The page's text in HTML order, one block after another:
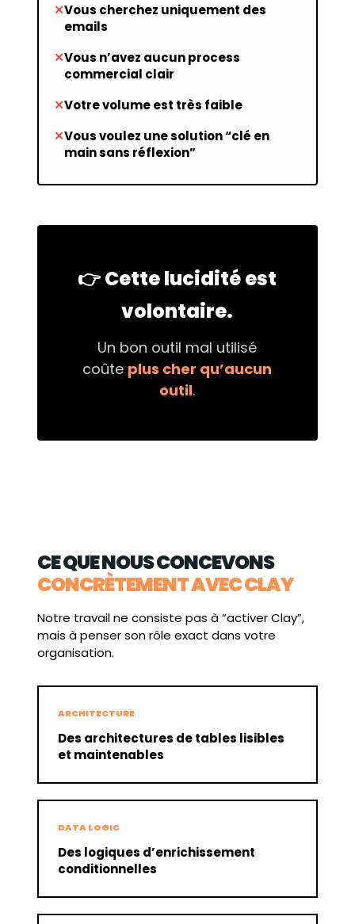
Vous cherchez uniquement des
emails
Vous n’avez aucun process
commercial clair
Votre volume est très faible
Vous voulez une solution “clé en
main sans réflexion”
👉 Cette lucidité est
volontaire.
Un bon outil mal utilisé
coûte plus cher qu’aucun
outil.
CE QUE NOUS CONCEVONS
CONCRÈTEMENT AVEC CLAY
Notre travail ne consiste pas à “activer Clay”,
mais à penser son rôle exact dans votre
organisation.
ARCHITECTURE
Des architectures de tables lisibles
et maintenables
DATA LOGIC
Des logiques d’enrichissement
conditionnelles